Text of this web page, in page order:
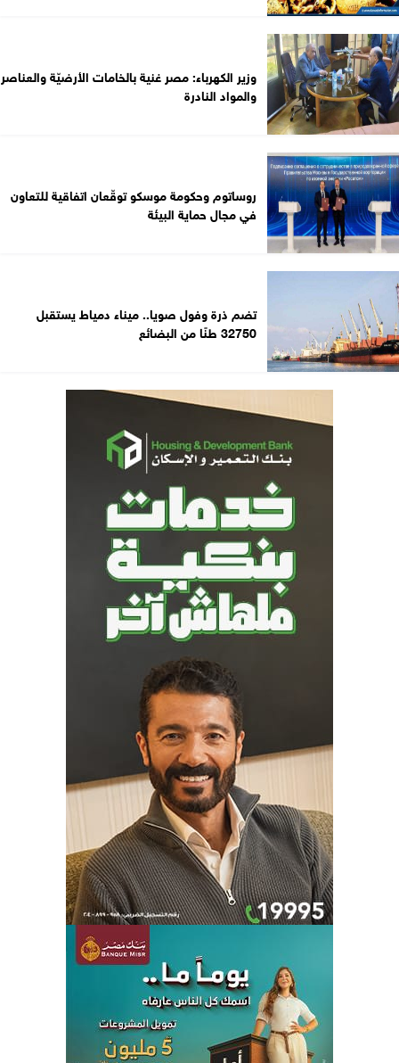
وزير الكهرباء: مصر غنية بالخامات الأرضيّة والعناصر
والمواد النادرة
روساتوم وحكومة موسكو توقّعان اتفاقية للتعاون
في مجال حماية البيئة
تضم ذرة وفول صويا.. ميناء دمياط يستقبل
32750 طنًا من البضائع